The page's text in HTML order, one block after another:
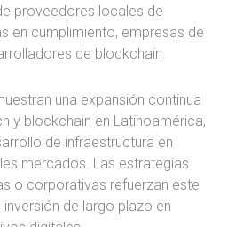
proveedores locales de
en cumplimiento, empresas de
de blockchain.
una expansión continua
y blockchain en Latinoamérica,
de infraestructura en
mercados. Las estrategias
o corporativas refuerzan este
de largo plazo en